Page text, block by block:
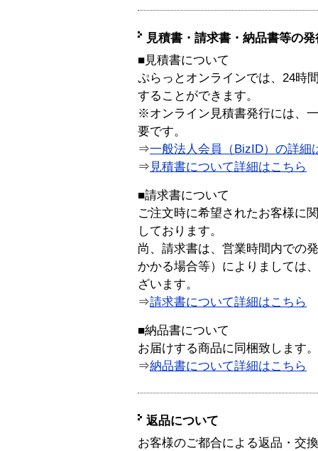
見積書・請求書・納品書等の
■見積書について
ぷらっとオンラインでは、24時
することができます。
※オンライン見積書発行には、
要です。
⇒一般法人会員（BizID）の詳細
⇒ 見積書について詳細はこちら
■請求書について
ご注文時に希望されたお客様に
しております。
尚、請求書は、営業時間内での
かかる場合等）によりましては
ざいます。
⇒請求書について詳細はこちら
■納品書について
お届けする商品に同梱致します。
⇒納品書について詳細はこちら
返品について
お客様のご都合による返品・交